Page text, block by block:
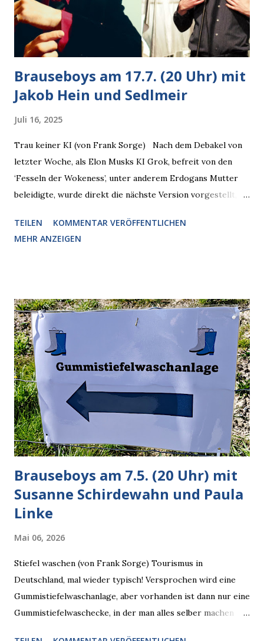
Donnerstag, 4.6. (20 Uhr) Mit Mareike Barmeyer , Jobinski
und Bjarne Haus der Sinne (Ystader St...
Brauseboys am 17.7. (20 Uhr) mit
Jakob Hein und Sedlmeir
Juli 16, 2025
Trau keiner KI (von Frank Sorge) Nach dem Debakel von
letzter Woche, als Elon Musks KI Grok, befreit von den
‘Fesseln der Wokeness’, unter anderem Erdogans Mutter
beleidigte, wurde direkt die nächste Version vorgestellt,
radikalisierte, weil sie ohnehin kurz vor dem Austausch
stand. Das ist sogar recht logisch, aber nicht, um den
unauffälliger machen muss, damit die KI rechtslastig
argumentiert. So wird jetzt berichtet, dass der neue Grok
bei diversen Anfragen zu kontroversen Themen auf dem
Weg zu einer Antwort erst einmal Elons eigene Sicht der
Dinge auf Twitter abfragen und entscheidend relevant
verarbeiten muss. Das ist lächerlich und gefährlich
zugleich. Denn eine Information fehlt noch, Grok soll
künftig in den US-amerikanischen Behörden mitarbeiten,
zuvord...
TEILEN
KOMMENTAR VERÖFFENTLICHEN
MEHR ANZEIGEN
Brauseboys am 7.5. (20 Uhr) mit
Susanne Schirdewahn und Paula
Linke
Mai 06, 2026
Stiefel waschen (von Frank Sorge) Tourismus in
Deutschland, mal wieder typisch! Versprochen wird eine
Gummistiefelwaschanlage, aber vorhanden ist dann nur eine
Gummistiefelwaschecke, in der man alles selber machen